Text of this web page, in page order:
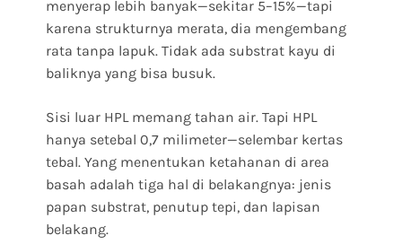
menyerap lebih banyak—sekitar 5–15%—tapi
karena strukturnya merata, dia mengembang
rata tanpa lapuk. Tidak ada substrat kayu di
baliknya yang bisa busuk.
Sisi luar HPL memang tahan air. Tapi HPL
hanya setebal 0,7 milimeter—selembar kertas
tebal. Yang menentukan ketahanan di area
basah adalah tiga hal di belakangnya: jenis
papan substrat, penutup tepi, dan lapisan
belakang.